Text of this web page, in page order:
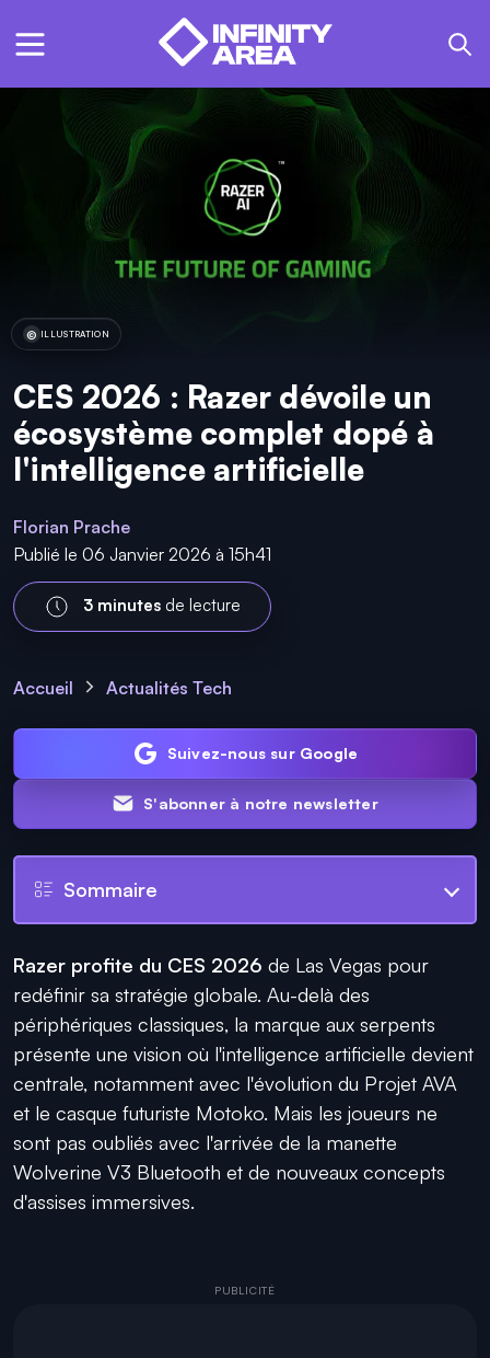
ILLUSTRATION
CES 2026 : Razer dévoile un
écosystème complet dopé à
l'intelligence artificielle
Florian Prache
Publié le 06 Janvier 2026 à 15h41
3 minutes de lecture
Accueil Actualités Tech
Suivez-nous sur Google
S'abonner à notre newsletter
Sommaire
Razer profite du CES 2026 de Las Vegas pour
redéfinir sa stratégie globale. Au-delà des
périphériques classiques, la marque aux serpents
présente une vision où l'intelligence artificielle devient
centrale, notamment avec l'évolution du Projet AVA
et le casque futuriste Motoko. Mais les joueurs ne
sont pas oubliés avec l'arrivée de la manette
Wolverine V3 Bluetooth et de nouveaux concepts
d'assises immersives.